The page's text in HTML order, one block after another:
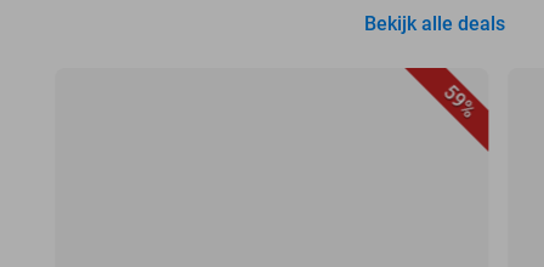
Bekijk alle deals
59%